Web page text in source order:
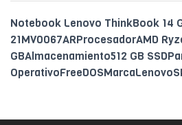
Notebook Lenovo ThinkBook 14
21MV0067ARProcesadorAMD
GBAlmacenamiento512 GB